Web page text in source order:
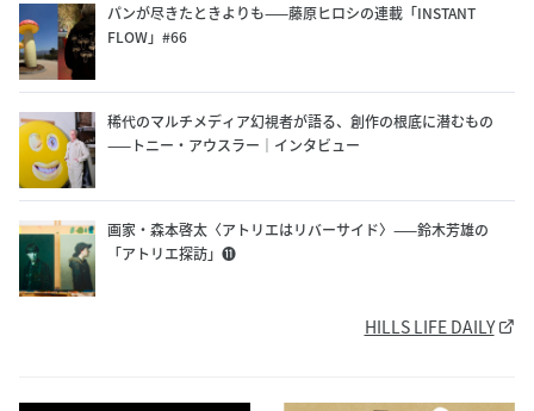
パンが尽きたときよりも——藤原ヒロシの連載「INSTANT
FLOW」#66
稀代のマルチメディア幻視者が語る、創作の根底に潜むもの
——トニー・アウスラー｜インタビュー
画家・森本啓太〈アトリエはリバーサイド〉——鈴木芳雄の
「アトリエ探訪」⓫
HILLS LIFE DAILY